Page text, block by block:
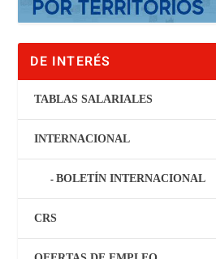
DE INTERÉS
TABLAS SALARIALES
INTERNACIONAL
BOLETÍN INTERNACIONAL
CRS